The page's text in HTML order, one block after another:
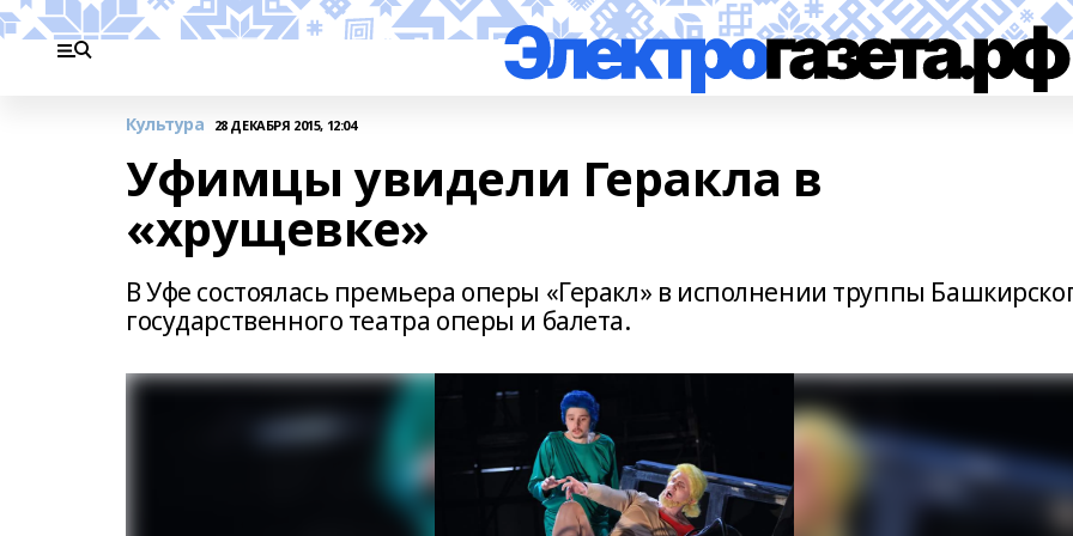
Культура 28 ДЕКАБРЯ 2015, 12:04
Уфимцы увидели Геракла в
«хрущевке»
В Уфе состоялась премьера оперы «Геракл» в исполнении труппы
государственного театра оперы и балета.